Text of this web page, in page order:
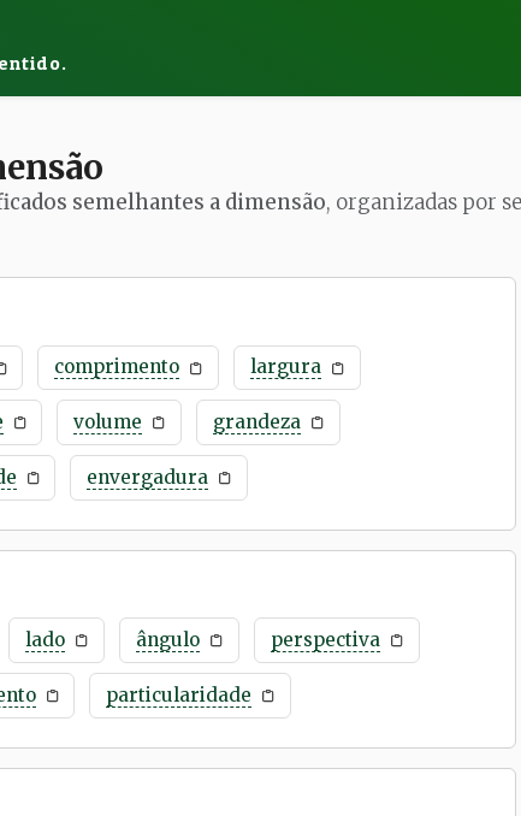
semelhantes a dimensão, organizadas por
comprimento largura
volume grandeza
envergadura
lado ângulo perspectiva
particularidade